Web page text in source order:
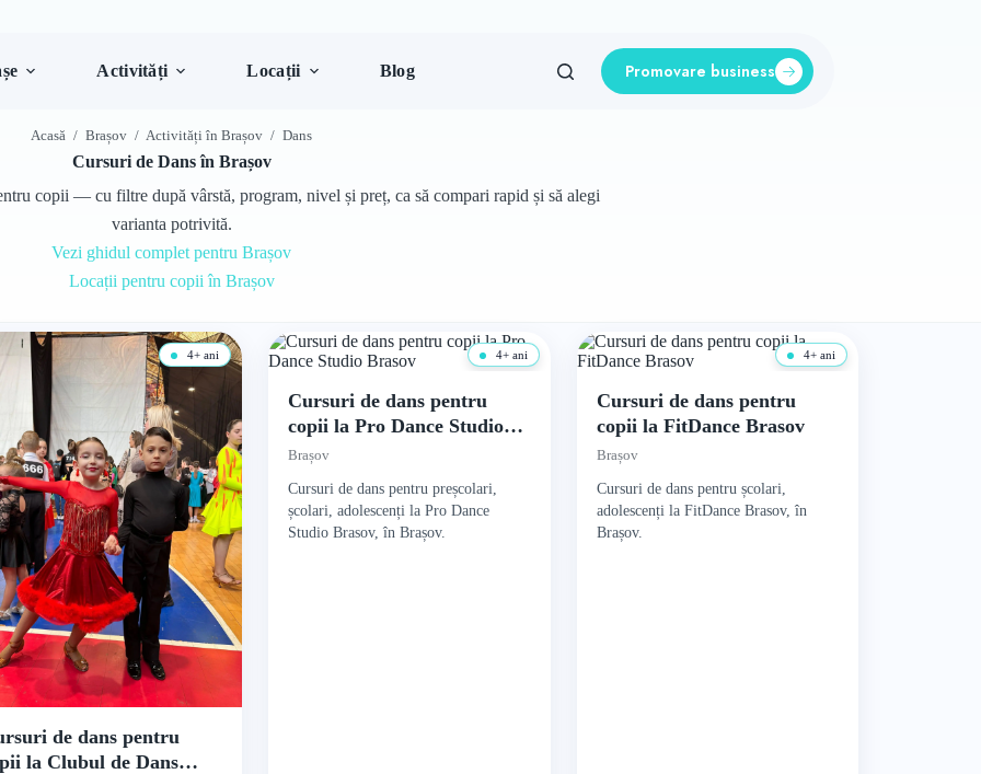
Activități Locații Blog Promovare business
Acasă / Brașov / Activități în Brașov / Dans
Cursuri de Dans în Brașov
copii — cu filtre după vârstă, program, nivel și preț, ca să compari rapid și să alegi
varianta potrivită.
Vezi ghidul complet pentru Brașov
Locații pentru copii în Brașov
4+ ani
de dans pentru
la Clubul de Dans
4+ ani
Cursuri de dans pentru
copii la Pro Dance Studio
Brasov
Brașov
Cursuri de dans pentru preșcolari,
școlari, adolescenți la Pro Dance
Studio Brasov, în Brașov.
4+ ani
Cursuri de dans pentru
copii la FitDance Brasov
Brașov
Cursuri de dans pentru școlari,
adolescenți la FitDance Brasov, în
Brașov.